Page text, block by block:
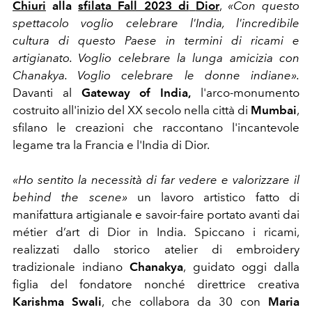
Chiuri allasfilata Fall 2023 di Dior, «Con questo
spettacolo voglio celebrare l'India, l'incredibile
cultura di questo Paese in termini di ricami e
artigianato. Voglio celebrare la lunga amicizia con
Chanakya. Voglio celebrare le donne indiane».
Davanti al Gateway of India, l'arco-monumento
costruito all'inizio del XX secolo nella città di Mumbai,
sfilano le creazioni che raccontano l'incantevole
legame tra la Francia e l'India di Dior.
«Ho sentito la necessità di far vedere e valorizzare il
behind the scene»un lavoro artistico fatto di
manifattura artigianale e savoir-faire portato avanti dai
métier d’art di Dior in India. Spiccano i ricami,
realizzati dallo storico atelier di embroidery
tradizionale indianoChanakya, guidato oggi dalla
figlia del fondatore nonché direttrice creativa
Karishma Swali, che collabora da 30 con Maria